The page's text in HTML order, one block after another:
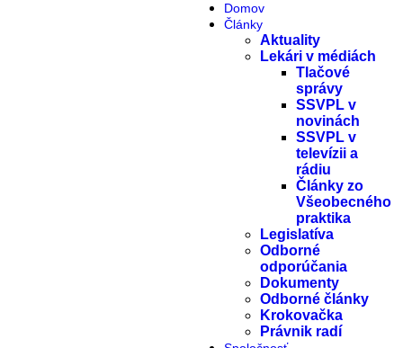
Domov
Články
Aktuality
Lekári v médiách
Tlačové
správy
SSVPL v
novinách
SSVPL v
televízii a
rádiu
Články zo
Všeobecného
praktika
Legislatíva
Odborné
odporúčania
Dokumenty
Odborné články
Krokovačka
Právnik radí